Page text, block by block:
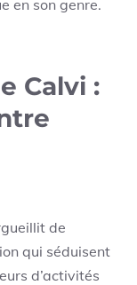
en son genre.
Calvi :
de
qui séduisent
d’activités